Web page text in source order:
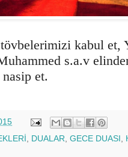
kabul et,
s.a.v
et.
DUALAR GECE DUASI